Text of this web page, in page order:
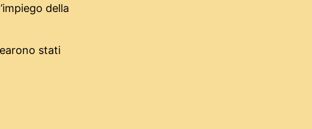
della
stati